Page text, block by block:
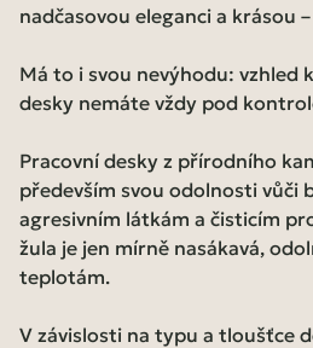
nadčasovou eleganci a krásou
Má to i svou nevýhodu: vzhled
desky nemáte vždy pod
Pracovní desky z přírodního
především svou odolnosti vůči
agresivním látkám a čisticím
žula je jen mírně nasákavá,
teplotám.
V závislosti na typu a tloušťce